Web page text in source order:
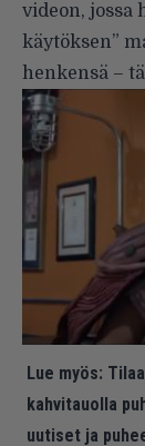
videon, jossa
käytöksen”
henkensä –
Lue myös:
kahvitauolla
uutiset ja